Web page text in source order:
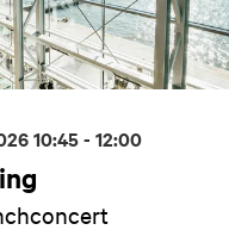
10:45 - 12:00